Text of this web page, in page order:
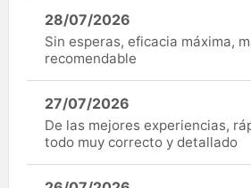
28/07/2026
Sin esperas, eficacia máxima,
recomendable
27/07/2026
De las mejores experiencias,
todo muy correcto y detallado